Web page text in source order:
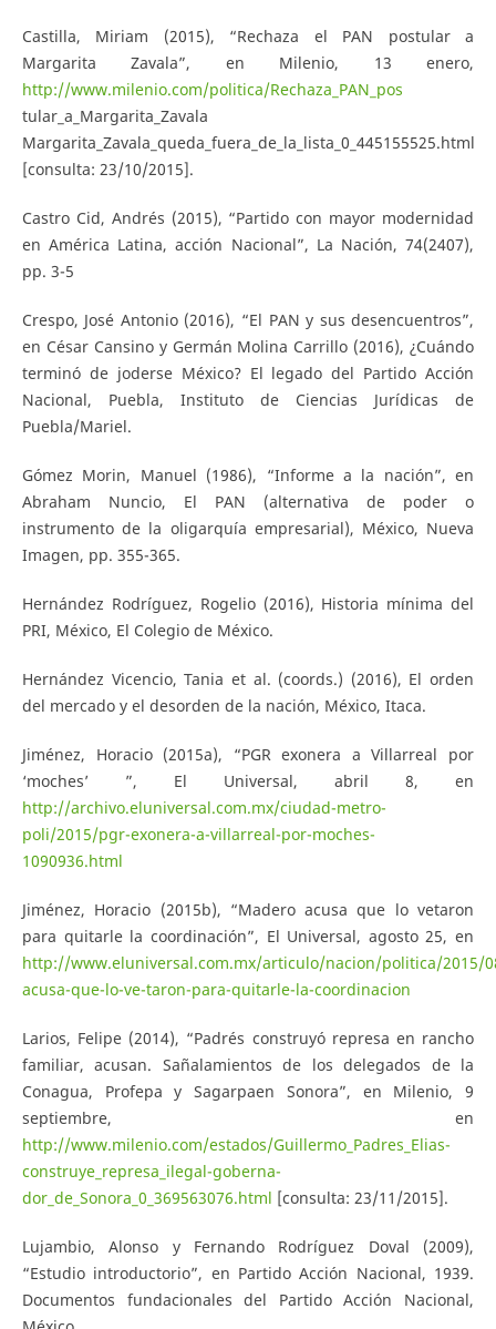
Castilla, Miriam (2015), “Rechaza el PAN postular a
Margarita Zavala”, en Milenio, 13 enero,
http://www.milenio.com/politica/Rechaza_PAN_pos
tular_a_Margarita_Zavala
Margarita_Zavala_queda_fuera_de_la_lista_0_445155525.html
[consulta: 23/10/2015].
Castro Cid, Andrés (2015), “Partido con mayor modernidad
en América Latina, acción Nacional”, La Nación, 74(2407),
pp. 3-5
Crespo, José Antonio (2016), “El PAN y sus desencuentros”,
en César Cansino y Germán Molina Carrillo (2016), ¿Cuándo
terminó de joderse México? El legado del Partido Acción
Nacional, Puebla, Instituto de Ciencias Jurídicas de
Puebla/Mariel.
Gómez Morin, Manuel (1986), “Informe a la nación”, en
Abraham Nuncio, El PAN (alternativa de poder o
instrumento de la oligarquía empresarial), México, Nueva
Imagen, pp. 355-365.
Hernández Rodríguez, Rogelio (2016), Historia mínima del
PRI, México, El Colegio de México.
Hernández Vicencio, Tania et al. (coords.) (2016), El orden
del mercado y el desorden de la nación, México, Itaca.
Jiménez, Horacio (2015a), “PGR exonera a Villarreal por
‘moches’ ”, El Universal, abril 8, en
http://archivo.eluniversal.com.mx/ciudad-metro-
poli/2015/pgr-exonera-a-villarreal-por-moches-
1090936.html
Jiménez, Horacio (2015b), “Madero acusa que lo vetaron
para quitarle la coordinación”, El Universal, agosto 25, en
http://www.eluniversal.com.mx/articulo/nacion/politica/2015/
acusa-que-lo-ve-taron-para-quitarle-la-coordinacion
Larios, Felipe (2014), “Padrés construyó represa en rancho
familiar, acusan. Sañalamientos de los delegados de la
Conagua, Profepa y Sagarpaen Sonora”, en Milenio, 9
septiembre, en
http://www.milenio.com/estados/Guillermo_Padres_Elias-
construye_represa_ilegal-goberna-
dor_de_Sonora_0_369563076.html [consulta: 23/11/2015].
Lujambio, Alonso y Fernando Rodríguez Doval (2009),
“Estudio introductorio”, en Partido Acción Nacional, 1939.
Documentos fundacionales del Partido Acción Nacional,